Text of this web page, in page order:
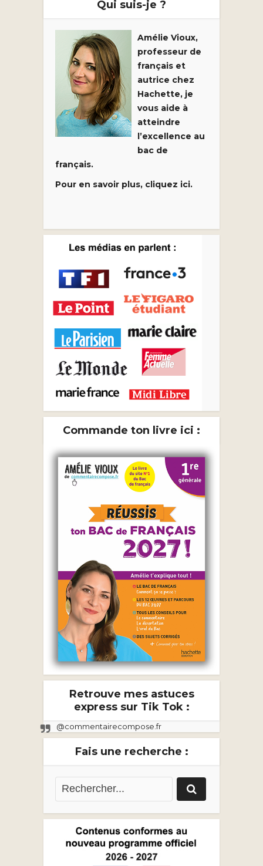
Qui suis-je ?
Amélie Vioux,
professeur de
français et
autrice chez
Hachette, je
vous aide à
atteindre
l’excellence au
bac de
français.
Pour en savoir plus, cliquez ici.
Commande ton livre ici :
Retrouve mes astuces
express sur Tik Tok :
@commentairecompose.fr
Fais une recherche :